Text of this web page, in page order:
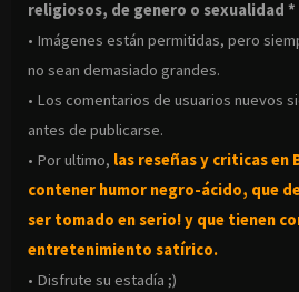
religiosos, de genero o sexualidad *
• Imágenes están permitidas, pero
no sean demasiado grandes.
• Los comentarios de usuarios nuevos
antes de publicarse.
• Por ultimo, las reseñas y criticas en
contener humor negro-ácido, que
ser tomado en serio! y que tienen
entretenimiento satírico.
• Disfrute su estadía ;)